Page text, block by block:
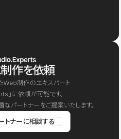
作を依頼
Web制作のエキスパート
」に依頼が可能です。
パートナーをご提案いたします。
トナーに相談する